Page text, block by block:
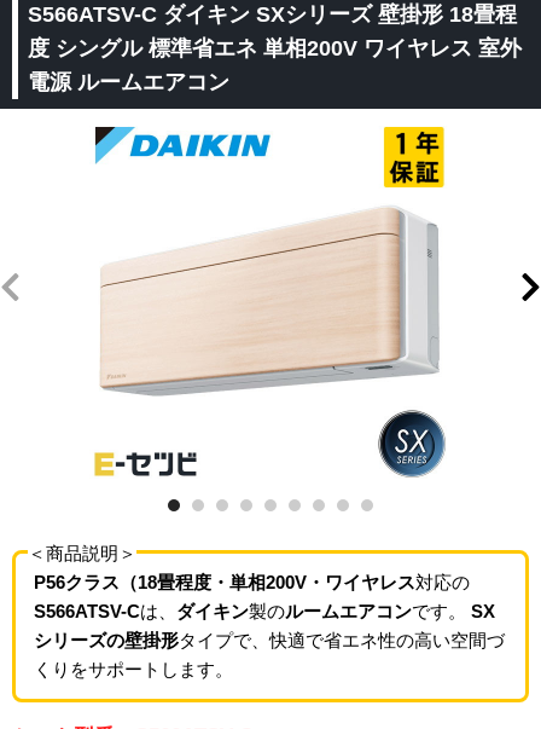
S566ATSV-C ダイキン SXシリーズ 壁掛形 18畳程
度 シングル 標準省エネ 単相200V ワイヤレス 室外
電源 ルームエアコン
＜商品説明＞
P56クラス（18畳程度・単相200V・ワイヤレス対応の
S566ATSV-Cは、 ダイキン製のルームエアコンです。 SX
シリーズの壁掛形タイプで、快適で省エネ性の高い空間づ
くりをサポートします。